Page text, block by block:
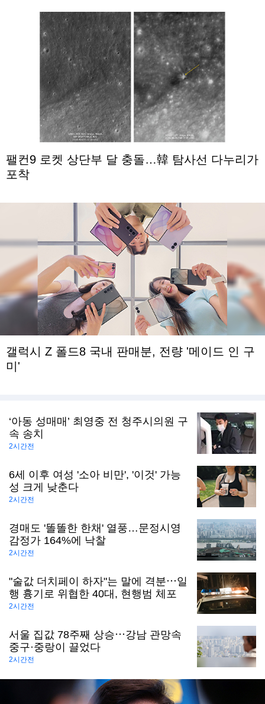
팰컨9 로켓 상단부 달 충돌…韓 탐사선 다누리가
포착
갤럭시 Z 폴드8 국내 판매분, 전량 '메이드 인 구
미'
‘아동 성매매’ 최영중 전 청주시의원 구
속 송치
2시간전
6세 이후 여성 '소아 비만', '이것' 가능
성 크게 낮춘다
2시간전
경매도 '똘똘한 한채' 열풍…문정시영
감정가 164%에 낙찰
2시간전
"술값 더치페이 하자"는 말에 격분⋯일
행 흉기로 위협한 40대, 현행범 체포
2시간전
서울 집값 78주째 상승⋯강남 관망속
중구·중랑이 끌었다
2시간전